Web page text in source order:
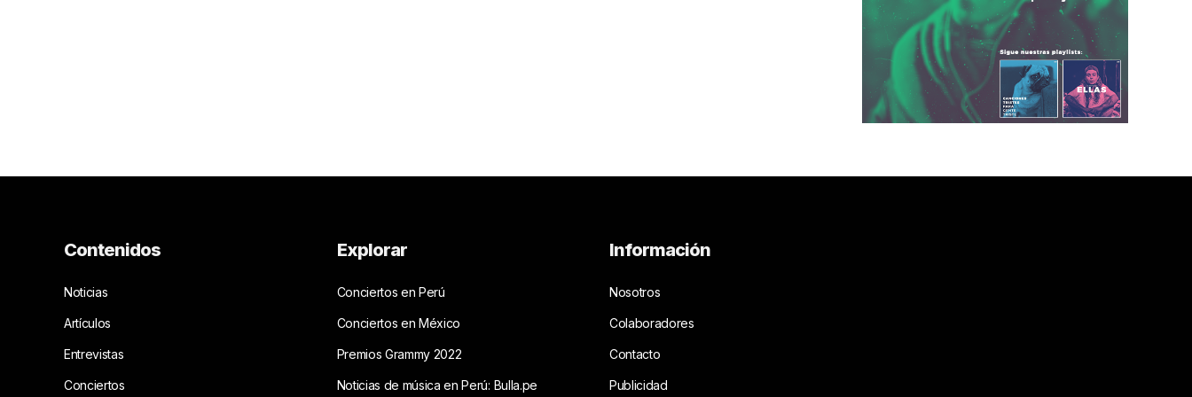
Contenidos
Noticias
Artículos
Entrevistas
Conciertos
Explorar
Conciertos en Perú
Conciertos en México
Premios Grammy 2022
Noticias de música en Perú: Bulla.pe
Información
Nosotros
Colaboradores
Contacto
Publicidad